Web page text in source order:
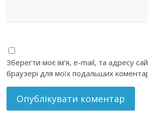
Зберегти моє ім'я, e-mail, та адресу
браузері для моїх подальших